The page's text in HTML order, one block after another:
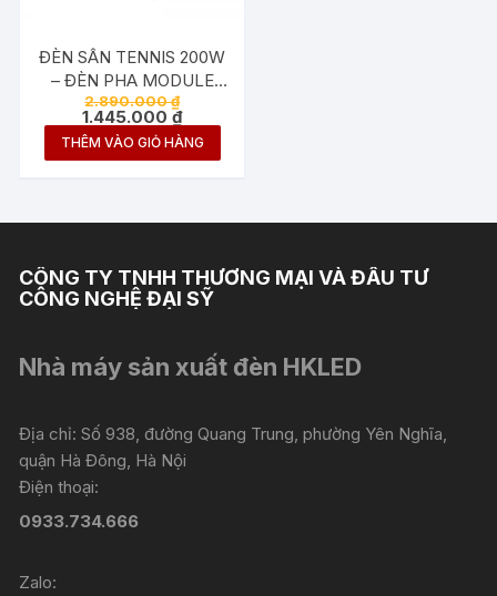
ĐÈN SÂN TENNIS 200W
– ĐÈN PHA MODULE
BRIDGELUX 200W
2.890.000₫Giá
gốc
là:
2.890.000 ₫.
1.445.000₫Giá
hiện
tại
là:
THÊM VÀO GIỎ HÀNG
CÔNG TY TNHH THƯƠNG MẠI VÀ ĐẦU TƯ
CÔNG NGHỆ ĐẠI SỸ
Nhà máy sản xuất đèn HKLED
Địa chỉ: Số 938, đường Quang Trung, phường Yên Nghĩa,
quận Hà Đông, Hà Nội
Điện thoại:
0933.734.666
Zalo: